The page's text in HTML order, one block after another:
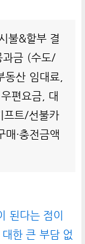
불&할부 결
과금 (수도/
산 임대료,
편요금, 대
프트/선불카
·충전금액
된다는 점이
한 큰 부담 없